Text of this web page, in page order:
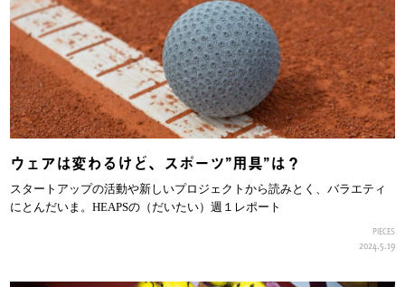
ウェアは変わるけど、スポーツ”用具”は？
スタートアップの活動や新しいプロジェクトから読みとく、バラエティ
にとんだいま。HEAPSの（だいたい）週１レポート
PIECES
2024.5.19